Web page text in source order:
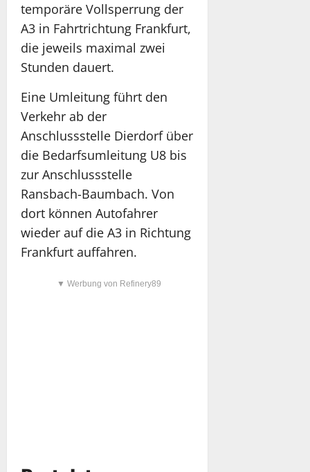
temporäre Vollsperrung der
A3 in Fahrtrichtung Frankfurt,
die jeweils maximal zwei
Stunden dauert.
Eine Umleitung führt den
Verkehr ab der
Anschlussstelle Dierdorf über
die Bedarfsumleitung U8 bis
zur Anschlussstelle
Ransbach-Baumbach. Von
dort können Autofahrer
wieder auf die A3 in Richtung
Frankfurt auffahren.
▼ Werbung von Refinery89